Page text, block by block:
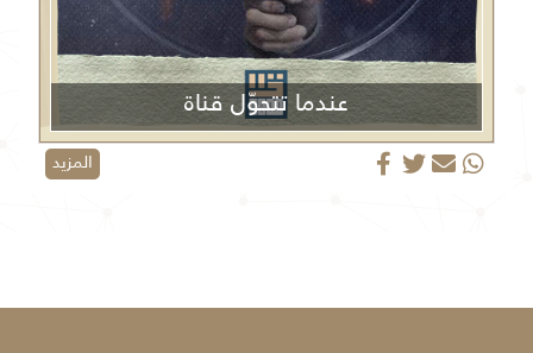
عندما تتحوّل قناة
الجزيرة من منبر إعلامي إلى منصة دعائية
المزيد